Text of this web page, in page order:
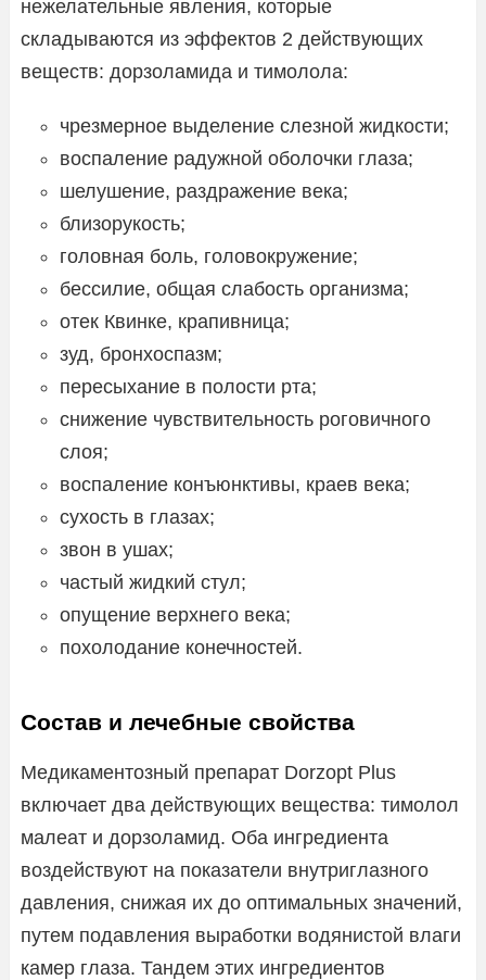
нежелательные явления, которые
складываются из эффектов 2 действующих
веществ: дорзоламида и тимолола:
чрезмерное выделение слезной жидкости;
воспаление радужной оболочки глаза;
шелушение, раздражение века;
близорукость;
головная боль, головокружение;
бессилие, общая слабость организма;
отек Квинке, крапивница;
зуд, бронхоспазм;
пересыхание в полости рта;
снижение чувствительность роговичного
слоя;
воспаление конъюнктивы, краев века;
сухость в глазах;
звон в ушах;
частый жидкий стул;
опущение верхнего века;
похолодание конечностей.
Состав и лечебные свойства
Медикаментозный препарат Dorzopt Plus
включает два действующих вещества: тимолол
малеат и дорзоламид. Оба ингредиента
воздействуют на показатели внутриглазного
давления, снижая их до оптимальных значений,
путем подавления выработки водянистой влаги
камер глаза. Тандем этих ингредиентов